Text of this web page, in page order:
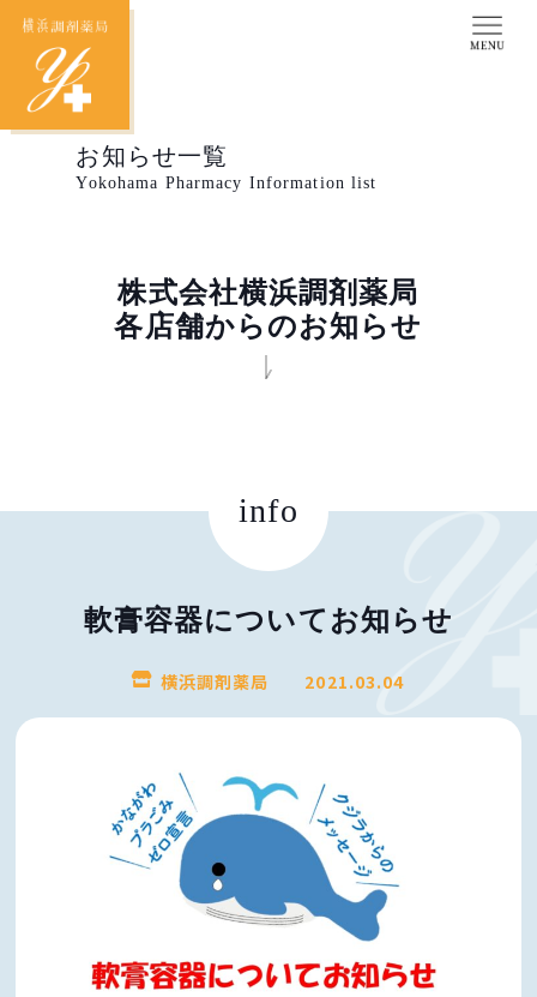
お知らせ一覧
Yokohama Pharmacy Information list
株式会社横浜調剤薬局
各店舗からのお知らせ
info
軟膏容器についてお知らせ
横浜調剤薬局 2021.03.04